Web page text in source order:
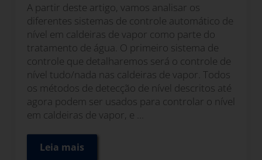
A partir deste artigo, vamos analisar os
diferentes sistemas de controle automático de
nível em caldeiras de vapor como parte do
tratamento de água. O primeiro sistema de
controle que detalharemos será o controle de
nível tudo/nada nas caldeiras de vapor. Todos
os métodos de detecção de nível descritos até
agora podem ser usados para controlar o nível
em caldeiras de vapor, e ...
Leia maisSistemas de controle automático de nível